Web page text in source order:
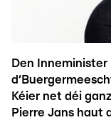
Den Inneminister
Kéier net déi
Pierre Jans haut